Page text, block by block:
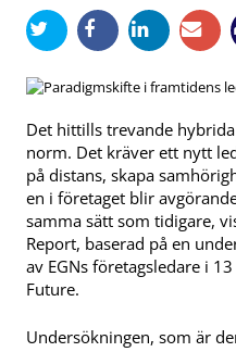
Det hittills trevande
norm. Det kräver ett nytt
på distans, skapa
en i företaget blir
samma sätt som tidigare,
Report, baserad på en
av EGNs företagsledare i
Future.
Undersökningen, som är